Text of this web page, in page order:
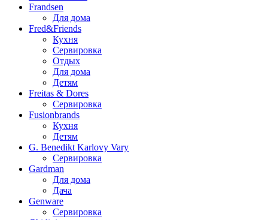
Frandsen
Для дома
Fred&Friends
Кухня
Сервировка
Отдых
Для дома
Детям
Freitas & Dores
Сервировка
Fusionbrands
Кухня
Детям
G. Benedikt Karlovy Vary
Сервировка
Gardman
Для дома
Дача
Genware
Сервировка